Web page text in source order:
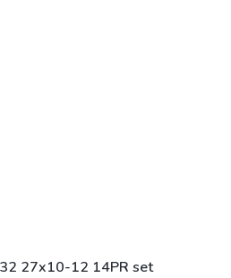
27x10-12 14PR set